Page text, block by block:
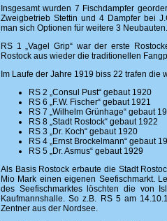
Insgesamt wurden 7 Fischdampfer
Zweigbetrieb Stettin und 4 Dampfer bei
man sich Optionen für weitere 3 Neubauten.
RS 1 „Vagel Grip“ war der erste
Rostock aus wieder die traditionellen
Im Laufe der Jahre 1919 biss 22 trafen die
RS 2 „Consul Pust“ gebaut 1920
RS 6 „F.W. Fischer“ gebaut 1921
RS 7 „Wilhelm Grünhage“ gebaut
RS 8 „Stadt Rostock“ gebaut 1922
RS 3 „Dr. Koch“ gebaut 1920
RS 4 „Ernst Brockelmann“ gebaut
RS 5 „Dr. Asmus“ gebaut 1929
Als Basis Rostock erbaute die Stadt
Mio Mark einen eigenen Seefischmarkt.
des Seefischmarktes löschten die von
Kaufmannshalle. So z.B. RS 5 am
Zentner aus der Nordsee.